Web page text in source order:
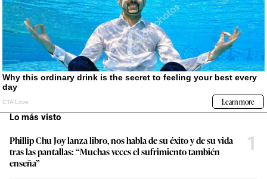
Lo más visto
Phillip Chu Joy lanza libro, nos habla de su éxito y de su vida
tras las pantallas: “Muchas veces el sufrimiento también
enseña”
1